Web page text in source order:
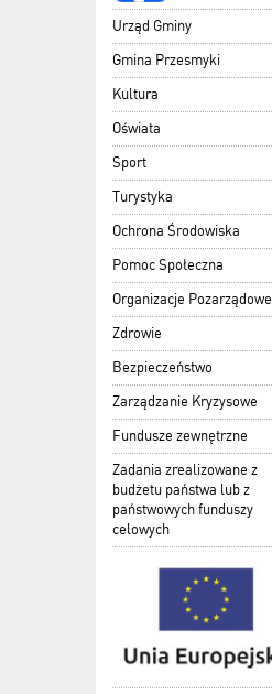
Urząd Gminy
Gmina Przesmyki
Kultura
Oświata
Sport
Turystyka
Ochrona Środowiska
Pomoc Społeczna
Organizacje Pozarządowe
Zdrowie
Bezpieczeństwo
Zarządzanie Kryzysowe
Fundusze zewnętrzne
Zadania zrealizowane z
budżetu państwa lub z
państwowych funduszy
celowych